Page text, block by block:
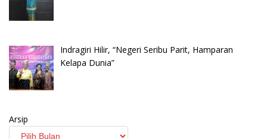
Indragiri Hilir, “Negeri Seribu Parit, Hamparan
Kelapa Dunia”
Arsip